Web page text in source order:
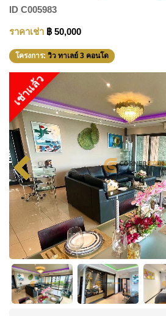
ID C005983
ราคาเช่า ฿ 50,000
โครงการ: วิว ทาเลย์ 3 คอนโด
เช่าแล้ว